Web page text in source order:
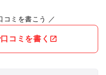
コミを書こう ／
コミを書く